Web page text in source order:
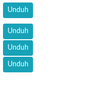
Unduh
Unduh
Unduh
Unduh